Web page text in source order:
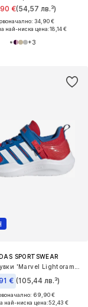
€(54,57 лв.³)
34,90 €
най-ниска цена:18,14 €
+3
SPORTSWEAR
€ (105,44 лв.³)
69,90 €
най-ниска цена:52,43 €